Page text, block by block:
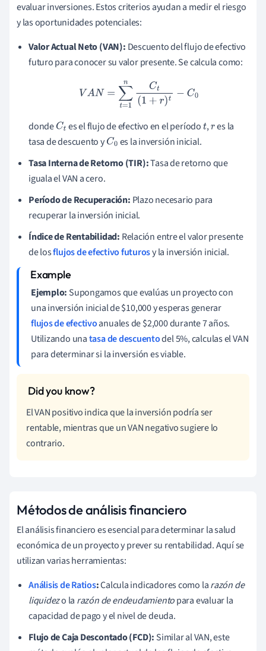
evaluar inversiones. Estos criterios ayudan a medir el riesgo
y las oportunidades potenciales:
Valor Actual Neto (VAN): Descuento del flujo de efectivo
futuro para conocer su valor presente. Se calcula como:
VA ∑t=1n (1+r
dondeCt es el flujo de efectivo en el períodot,r es la
tasa de descuento yC0 es la inversión inicial.
Tasa Interna de Retorno (TIR):Tasa de retorno que
iguala el VAN a cero.
Período de Recuperación: Plazo necesario para
recuperar la inversión inicial.
Índice de Rentabilidad: Relación entre el valor presente
de losflujos de efectivofuturosy la inversión inicial.
Ejemplo: Supongamos que evalúas un proyecto con
una inversión inicial de $10,000 y esperas generar
flujos de efectivoanuales de $2,000 durante 7 años.
Utilizando unatasa de descuentodel 5%, calculas el VAN
para determinar si la inversión es viable.
El VAN positivo indica que la inversión podría ser
rentable, mientras que un VAN negativo sugiere lo
contrario.
Métodos de análisis financiero
El análisis financiero es esencial para determinar la salud
económica de un proyecto y prever su rentabilidad. Aquí se
utilizan varias herramientas:
Análisis de Ratios:Calcula indicadores como larazón de
liquidezo la razón de endeudamientopara evaluar la
capacidad de pago y el nivel de deuda.
Flujo de Caja Descontado (FCD): Similar al VAN, este